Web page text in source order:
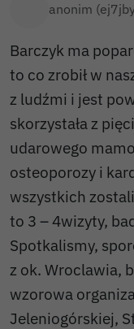
anonim
Barczyk ma
to co zrobił w
z ludźmi i jest
skorzystała z
udarowego
osteoporozy i
wszystkich
to 3 – 4wizyty,
Spotkalismy,
z ok. Wroclawia,
wzorowa
Jeleniogórskiej,